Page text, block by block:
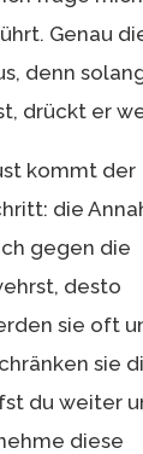
Genau
denn
drückt er
kommt der
die
gegen die
desto
sie oft
sie
du weiter
diese